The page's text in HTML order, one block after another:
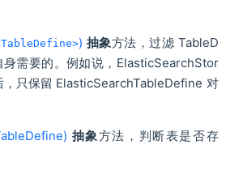
) 抽象方法，过滤 TableD
需要的。例如说，ElasticSearchStor
只保留 ElasticSearchTableDefine 对
抽象方法，判断表是否存